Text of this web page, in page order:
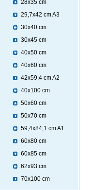
28x35 cm
29,7x42 cm A3
30x40 cm
30x45 cm
40x50 cm
40x60 cm
42x59,4 cm A2
40x100 cm
50x60 cm
50x70 cm
59,4x84,1 cm A1
60x80 cm
60x85 cm
62x93 cm
70x100 cm